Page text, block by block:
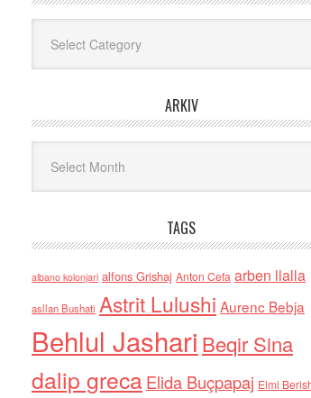
ARKIV
TAGS
albano kolonjari alfons Grishaj Anton Cefa arben llalla
asllan Bushati Astrit Lulushi Aurenc Bebja
Behlul Jashari Beqir Sina
dalip grecaElida Buçpapaj Elmi